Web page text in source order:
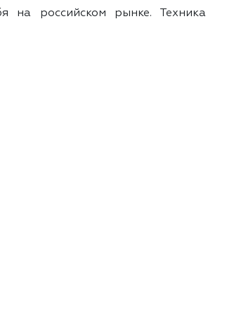
на российском рынке. Техника